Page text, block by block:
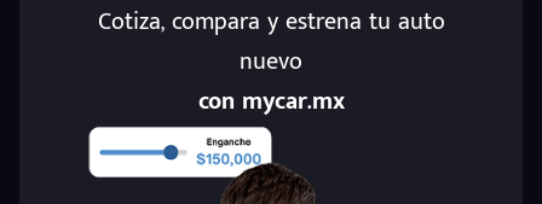
Cotiza, compara y estrena tu auto
nuevo
con mycar.mx